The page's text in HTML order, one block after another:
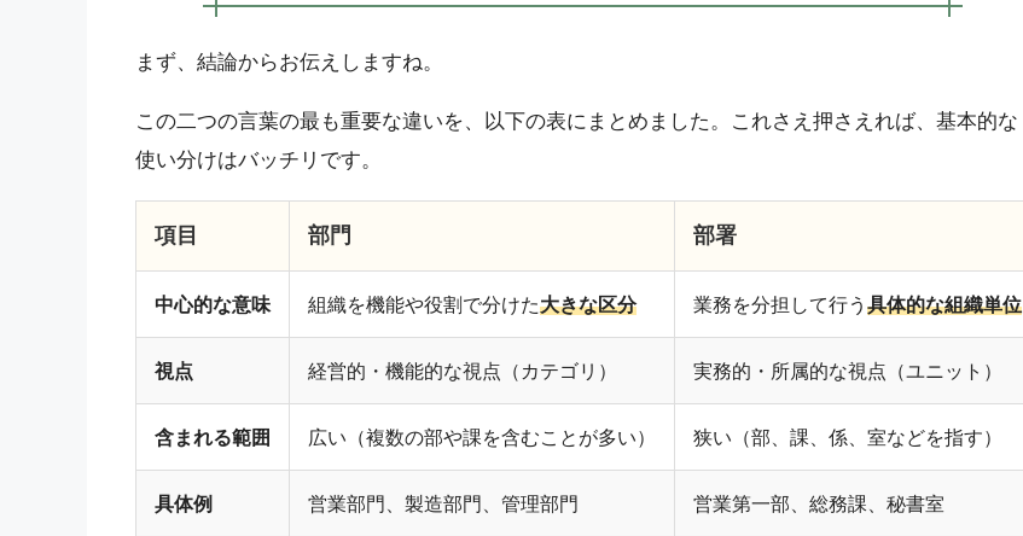
まず、結論からお伝えしますね。
この二つの言葉の最も重要な違いを、以下の表にまとめました。これさえ押さえれば、基本的な
使い分けはバッチリです。
項目 部門 部署
中心的な意味 組織を機能や役割で分けた大きな区分 業務を分担して行う 具体的な組織単位
視点 経営的・機能的な視点（カテゴリ） 実務的・所属的な視点（ユニット）
含まれる範囲 広い（複数の部や課を含むことが多い） 狭い（部、課、係、室などを指す）
具体例 営業部門、製造部門、管理部門 営業第一部、総務課、秘書室